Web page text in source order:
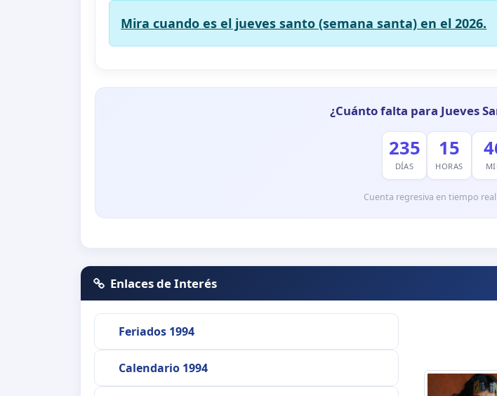
Mira cuando es el jueves santo (semana santa) en el 2026.
¿Cuánto falta para Jueves
235
DÍAS
15
HORAS
Cuenta regresiva en tiempo real
Enlaces de Interés
Feriados 1994
Calendario 1994